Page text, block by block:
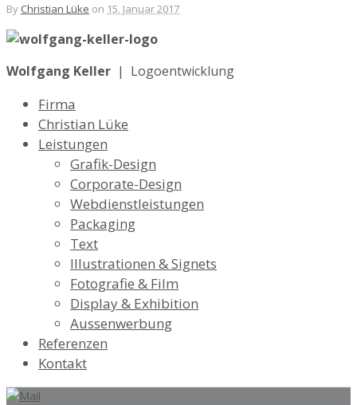
By Christian Lüke on 15. Januar 2017
Wolfgang Keller | Logoentwicklung
Firma
Christian Lüke
Leistungen
Grafik-Design
Corporate-Design
Webdienstleistungen
Packaging
Text
Illustrationen & Signets
Fotografie & Film
Display & Exhibition
Aussenwerbung
Referenzen
Kontakt